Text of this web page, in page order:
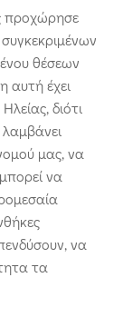
προχώρησε
θέσεων
αυτή έχει
διότι
μας, να
να
να
τα